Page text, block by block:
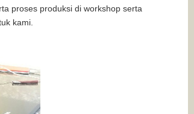
proses produksi di workshop serta
kami.